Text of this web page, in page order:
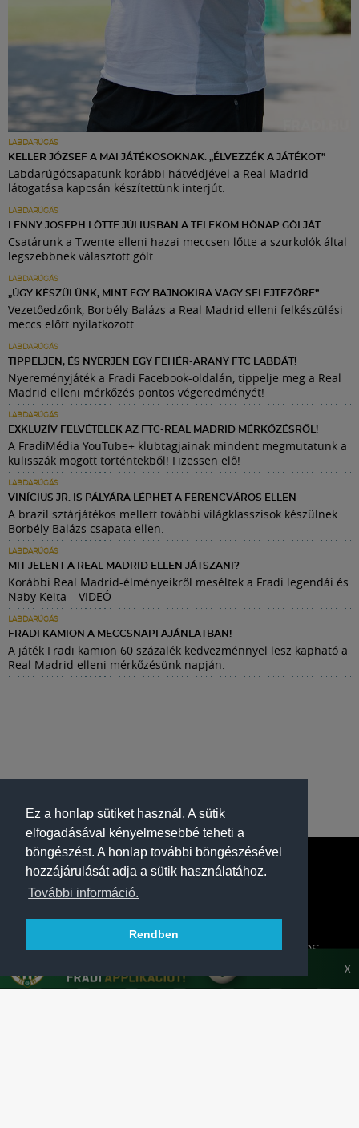
Ez a honlap sütiket használ. A sütik
elfogadásával kényelmesebbé teheti a
böngészést. A honlap további böngészésével
hozzájárulását adja a sütik használatához.
További információ.
Rendben
LABDARÚGÁS
KELLER JÓZSEF A MAI JÁTÉKOSOKNAK: „ÉLVEZZÉK A JÁTÉKOT”
Labdarúgócsapatunk korábbi hátvédjével a Real Madrid
látogatása kapcsán készítettünk interjút.
LABDARÚGÁS
LENNY JOSEPH LŐTTE JÚLIUSBAN A TELEKOM HÓNAP GÓLJÁT
Csatárunk a Twente elleni hazai meccsen lőtte a szurkolók által
legszebbnek választott gólt.
LABDARÚGÁS
„ÚGY KÉSZÜLÜNK, MINT EGY BAJNOKIRA VAGY SELEJTEZŐRE”
Vezetőedzőnk, Borbély Balázs a Real Madrid elleni felkészülési
meccs előtt nyilatkozott.
LABDARÚGÁS
TIPPELJEN, ÉS NYERJEN EGY FEHÉR-ARANY FTC LABDÁT!
Nyereményjáték a Fradi Facebook-oldalán, tippelje meg a Real
Madrid elleni mérkőzés pontos végeredményét!
LABDARÚGÁS
EXKLUZÍV FELVÉTELEK AZ FTC-REAL MADRID MÉRKŐZÉSRŐL!
A FradiMédia YouTube+ klubtagjainak mindent megmutatunk a
kulisszák mögött történtekből! Fizessen elő!
LABDARÚGÁS
VINÍCIUS JR. IS PÁLYÁRA LÉPHET A FERENCVÁROS ELLEN
A brazil sztárjátékos mellett további világklasszisok készülnek
Borbély Balázs csapata ellen.
LABDARÚGÁS
MIT JELENT A REAL MADRID ELLEN JÁTSZANI?
Korábbi Real Madrid-élményeikről meséltek a Fradi legendái és
Naby Keita – VIDEÓ
LABDARÚGÁS
FRADI KAMION A MECCSNAPI AJÁNLATBAN!
A játék Fradi kamion 60 százalék kedvezménnyel lesz kapható a
Real Madrid elleni mérkőzésünk napján.
A FERENCVÁROSI TORNA CLUB HIVATALOS
X